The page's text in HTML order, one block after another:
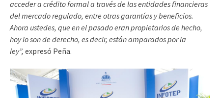
acceder a crédito formal a través de las entidades financieras
del mercado regulado, entre otras garantías y beneficios.
Ahora ustedes, que en el pasado eran propietarios de hecho,
hoy lo son de derecho, es decir, están amparados por la
ley”, expresó Peña.